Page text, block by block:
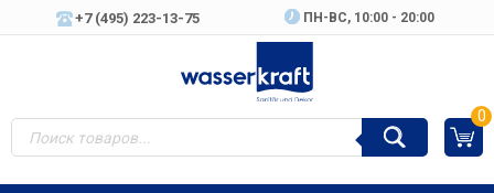
+7 (495) 223-13-75 ПН-ВC, 10:00 - 20:00
0